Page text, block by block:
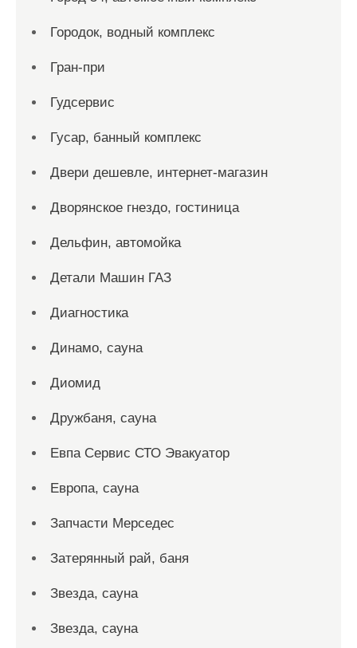
Городок, водный комплекс
Гран-при
Гудсервис
Гусар, банный комплекс
Двери дешевле, интернет-магазин
Дворянское гнездо, гостиница
Дельфин, автомойка
Детали Машин ГАЗ
Диагностика
Динамо, сауна
Диомид
Дружбаня, сауна
Евпа Сервис СТО Эвакуатор
Европа, сауна
Запчасти Мерседес
Затерянный рай, баня
Звезда, сауна
Звезда, сауна